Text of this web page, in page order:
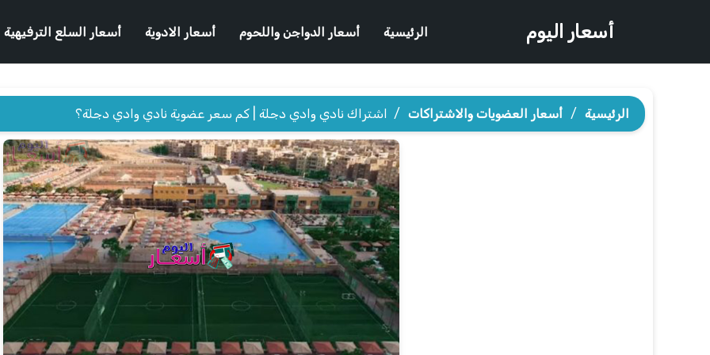
أسعار اليوم الرئيسية أسعار الدواجن واللحوم أسعار الادوية أسعار السلع الترفيهية
الرئيسية / أسعار العضويات والاشتراكات / اشتراك نادي وادي دجلة | كم سعر عضوية نادي وادي دجلة؟